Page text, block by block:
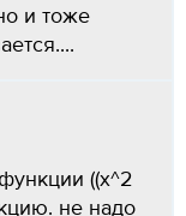
и тоже
((x^2
не надо